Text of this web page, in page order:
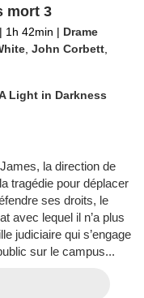
mort 3
| 1h 42min | Drame
,John Corbett
Light in Darkness
la direction de
tragédie pour déplacer
ses droits, le
avec lequel il n’a plus
judiciaire qui s’engage
sur le campus...